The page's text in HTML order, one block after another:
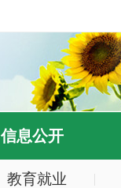
信息公开
教育就业